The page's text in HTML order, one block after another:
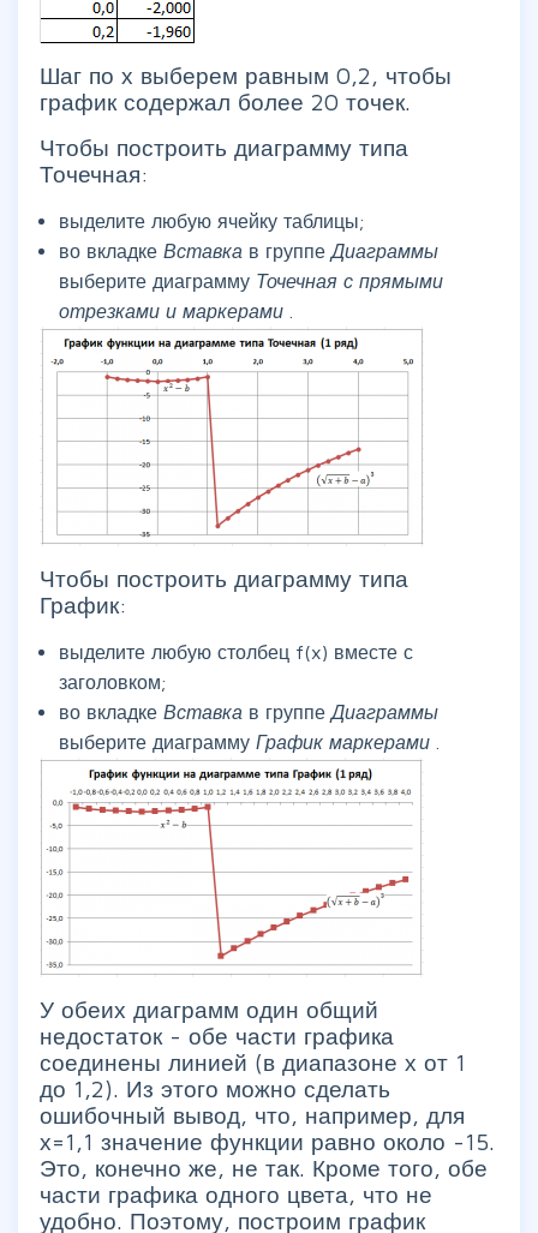
Шаг по х выберем равным 0,2, чтобы
график содержал более 20 точек.
Чтобы построить диаграмму типа
Точечная:
выделите любую ячейку таблицы;
во вкладке Вставка в группеДиаграммы
выберите диаграмму Точечная с прямыми
отрезками и маркерами
Чтобы построить диаграмму типа
График:
выделите любую столбец f(x) вместе с
заголовком;
во вкладке Вставка в группеДиаграммы
выберите диаграмму График маркерами
У обеих диаграмм один общий
недостаток - обе части графика
соединены линией (в диапазоне х от 1
до 1,2). Из этого можно сделать
ошибочный вывод, что, например, для
х=1,1 значение функции равно около -15.
Это, конечно же, не так. Кроме того, обе
части графика одного цвета, что не
удобно. Поэтому, построим график